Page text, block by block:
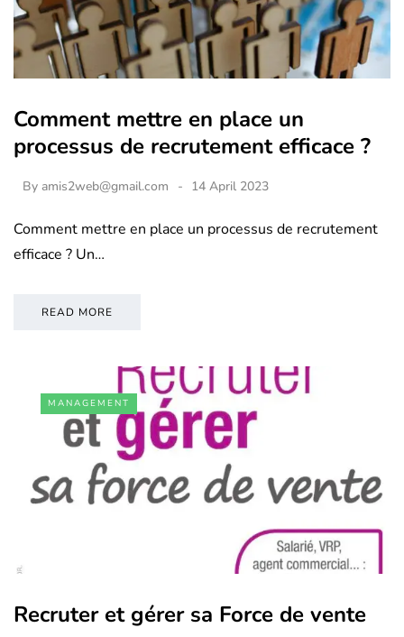
Comment mettre en place un
processus de recrutement efficace ?
By amis2web@gmail.com 14 April 2023
Comment mettre en place un processus de recrutement
efficace ? Un…
READ MORE
MANAGEMENT
Recruter et gérer sa Force de vente